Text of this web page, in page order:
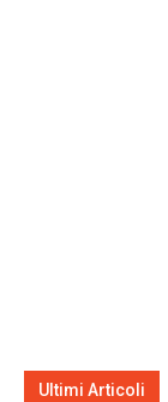
Ultimi Articoli